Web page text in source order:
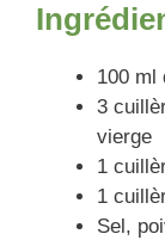
100 ml
3
vierge
1
1
Sel,